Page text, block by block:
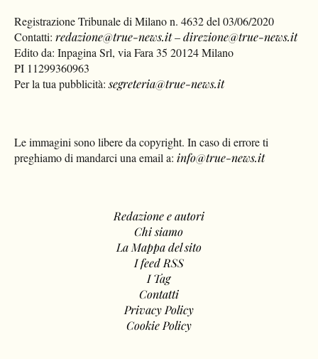
Registrazione Tribunale di Milano n. 4632 del 03/06/2020
Contatti:redazione@true-news.it–direzione@true-news.it
Edito da: Inpagina Srl, via Fara 35 20124 Milano
PI 11299360963
Per la tua pubblicità:segreteria@true-news.it
Le immagini sono libere da copyright. In caso di errore ti
preghiamo di mandarci una email a: info@true-news.it
Redazione e autori
Chi siamo
La Mappa del sito
I feed RSS
I Tag
Contatti
Privacy Policy
Cookie Policy